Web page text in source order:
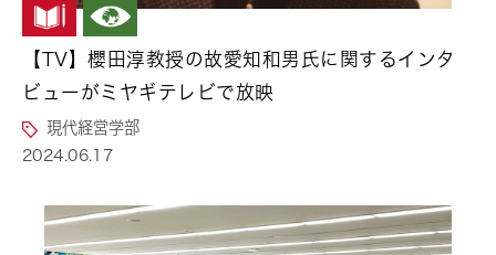
【TV】櫻田淳教授の故愛知和男氏に関するインタ
ビューがミヤギテレビで放映
現代経営学部
2024.06.17